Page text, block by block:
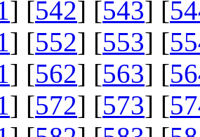
] [542] [543] [
] [552] [553] [
] [562] [563] [
] [572] [573] [